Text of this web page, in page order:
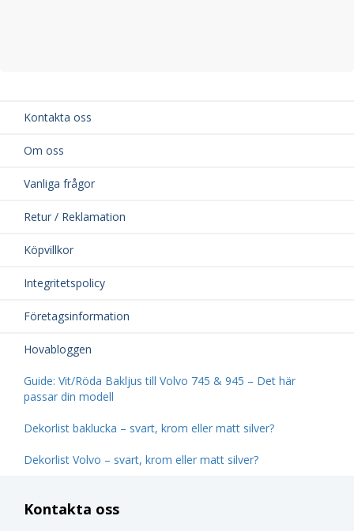
Kontakta oss
Om oss
Vanliga frågor
Retur / Reklamation
Köpvillkor
Integritetspolicy
Företagsinformation
Hovabloggen
Guide: Vit/Röda Bakljus till Volvo 745 & 945 – Det här
passar din modell
Dekorlist baklucka – svart, krom eller matt silver?
Dekorlist Volvo – svart, krom eller matt silver?
Kontakta oss